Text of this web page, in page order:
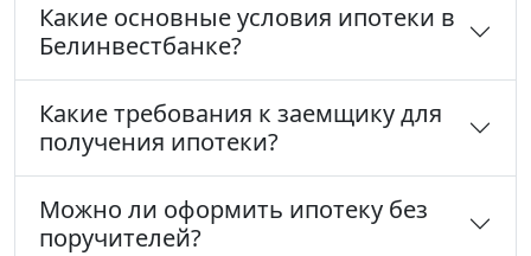
Какие основные условия ипотеки в
Белинвестбанке?
Какие требования к заемщику для
получения ипотеки?
Можно ли оформить ипотеку без
поручителей?